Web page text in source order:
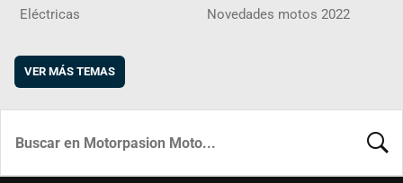
Eléctricas Novedades motos 2022
VER MÁS TEMAS